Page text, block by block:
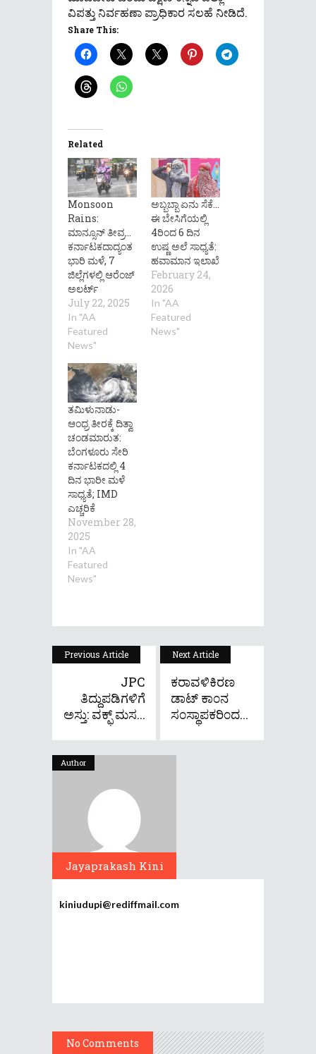
ವಿಪತ್ತು ನಿರ್ವಹಣಾ ಪ್ರಾಧಿಕಾರ ಸಲಹೆ ನೀಡಿದೆ.
Share This:
Related
Monsoon
Rains:
ಮಾನ್ಸೂನ್ ತೀವ್ರ…
ಕರ್ನಾಟಕದಾದ್ಯಂತ
ಭಾರಿ ಮಳೆ, 7
ಜಿಲ್ಲೆಗಳಲ್ಲಿ ಆರೆಂಜ್
ಅಲರ್ಟ್
July 22, 2025
In "AA
Featured
News"
ಅಬ್ಬಬ್ಬಾ ಏನು ಸೆಕೆ…
ಈ ಬೇಸಿಗೆಯಲ್ಲಿ
4ರಿಂದ 6 ದಿನ
ಉಷ್ಣ ಅಲೆ ಸಾಧ್ಯತೆ:
ಹವಾಮಾನ ಇಲಾಖೆ
February 24,
2026
In "AA
Featured
News"
ತಮಿಳುನಾಡು-
ಆಂಧ್ರ ತೀರಕ್ಕೆ ದಿತ್ವಾ
ಚಂಡಮಾರುತ:
ಬೆಂಗಳೂರು ಸೇರಿ
ಕರ್ನಾಟಕದಲ್ಲಿ 4
ದಿನ ಭಾರೀ ಮಳೆ
ಸಾಧ್ಯತೆ; IMD
ಎಚ್ಚರಿಕೆ
November 28,
2025
In "AA
Featured
News"
Previous Article
JPC
ತಿದ್ದುಪಡಿಗಳಿಗೆ
ಅಸ್ತು: ವಕ್ಫ್ ಮಸ...
Next Article
ಕರಾವಳಿಕಿರಣ
ಡಾಟ್ ಕಾ೦ನ
ಸ೦ಸ್ಥಾಪಕರಿ೦ದ...
Author
Jayaprakash Kini
kiniudupi@rediffmail.com
No Comments